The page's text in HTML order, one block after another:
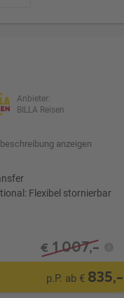
Anbieter:
BILLA Reisen
anzeigen
Flexibel stornierbar
€ 1.007,-
p.P. ab € 835,-